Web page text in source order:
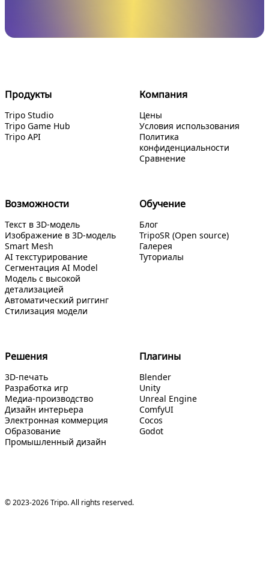
Продукты
Tripo Studio
Tripo Game Hub
Tripo API
Компания
Цены
Условия использования
Политика
конфиденциальности
Сравнение
Возможности
Текст в 3D-модель
Изображение в 3D-модель
Smart Mesh
AI текстурирование
Сегментация AI Model
Модель с высокой
детализацией
Автоматический риггинг
Стилизация модели
Обучение
Блог
TripoSR (Open source)
Галерея
Туториалы
Решения
3D-печать
Разработка игр
Медиа-производство
Дизайн интерьера
Электронная коммерция
Образование
Промышленный дизайн
Плагины
Blender
Unity
Unreal Engine
ComfyUI
Cocos
Godot
© 2023-2026 Tripo. All rights reserved.